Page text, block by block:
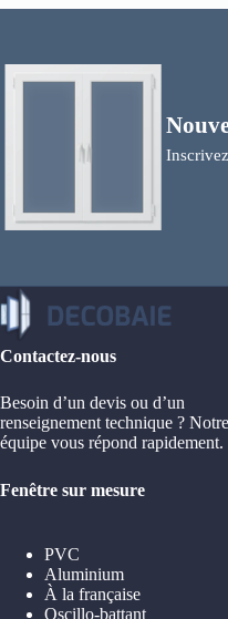
Contactez-nous
Besoin d’un devis ou d’un
renseignement technique ? Notre
équipe vous répond rapidement.
Fenêtre sur mesure
PVC
Aluminium
À la française
Oscillo-battant